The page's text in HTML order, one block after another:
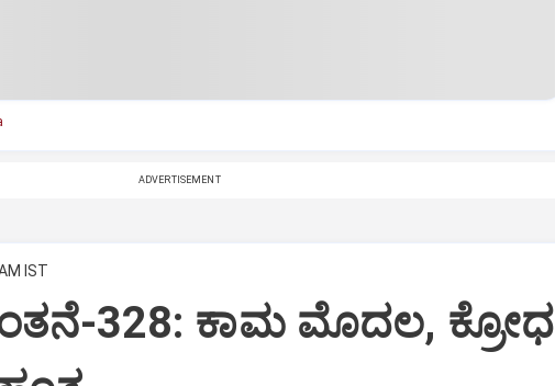
ADVERTISEMENT
IST
328: ಕಾಮ ಮೊದಲ, ಕ್ರೋಧ